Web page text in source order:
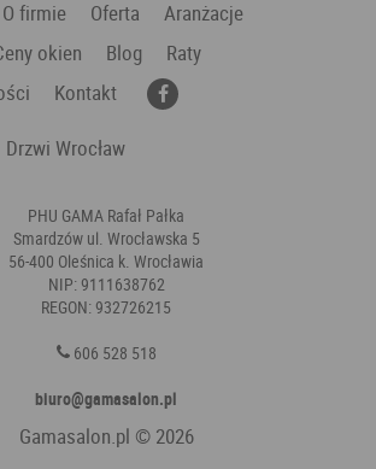
O firmie Oferta
Aranżacje
okien Blog
Raty
Kontakt
Drzwi Wrocław
PHU GAMA Rafał Pałka
Smardzów ul. Wrocławska 5
56-400 Oleśnica k. Wrocławia
NIP: 9111638762
REGON: 932726215
606 528 518
biuro@gamasalon.pl
Gamasalon.pl © 2026